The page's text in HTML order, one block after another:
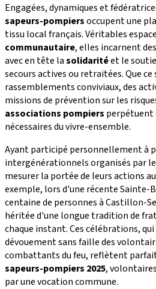
Engagées, dynamiques et
sapeurs-pompiersoccupent une
tissu local français. Véritables
communautaire, elles incarnent
avec en tête lasolidaritéet le
secours actives ou retraitées. Que
rassemblements conviviaux, des
missions de prévention sur les
associations pompiers perpétuent
nécessaires du vivre-ensemble.
Ayant participé personnellement à
intergénérationnels organisés par
mesurer la portée de leurs actions
exemple, lors d'une récente Sainte-
centaine de personnes à Castillon-
héritée d'une longue tradition de
chaque instant. Ces célébrations,
dévouement sans faille des
combattants du feu, reflètent
sapeurs-pompiers 2025,
par une vocation commune.